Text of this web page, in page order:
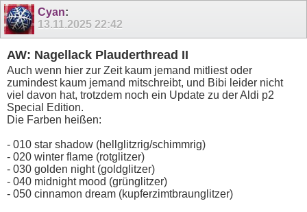
Cyan:
13.11.2025 22:42
AW: Nagellack Plauderthread II
Auch wenn hier zur Zeit kaum jemand mitliest oder
zumindest kaum jemand mitschreibt, und Bibi leider nicht
viel davon hat, trotzdem noch ein Update zu der Aldi p2
Special Edition.
Die Farben heißen:
- 010 star shadow (hellglitzrig/schimmrig)
- 020 winter flame (rotglitzer)
- 030 golden night (goldglitzer)
- 040 midnight mood (grünglitzer)
- 050 cinnamon dream (kupferzimtbraunglitzer)